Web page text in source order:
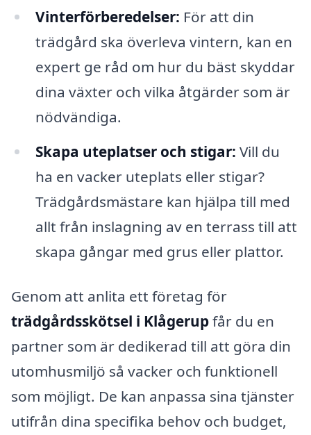
Vinterförberedelser: För att din
trädgård ska överleva vintern, kan en
expert ge råd om hur du bäst skyddar
dina växter och vilka åtgärder som är
nödvändiga.
Skapa uteplatser och stigar: Vill du
ha en vacker uteplats eller stigar?
Trädgårdsmästare kan hjälpa till med
allt från inslagning av en terrass till att
skapa gångar med grus eller plattor.
Genom att anlita ett företag för
trädgårdsskötsel i Klågerupfår du en
partner som är dedikerad till att göra din
utomhusmiljö så vacker och funktionell
som möjligt. De kan anpassa sina tjänster
utifrån dina specifika behov och budget,